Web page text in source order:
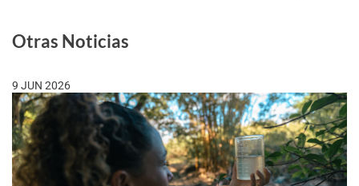
Otras Noticias
9 JUN 2026